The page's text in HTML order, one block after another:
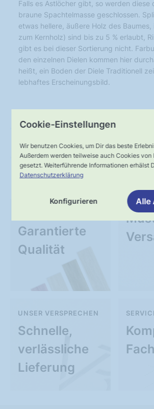
Cookie-Einstellungen
Wir benutzen Cookies, um Dir das beste
Außerdem werden teilweise auch Cookies von
gesetzt. Weiterführende Informationen erhälst
Datenschutzerklärung
Konfigurieren Alle
Falls es Astlöcher gibt, so werden diese
braune Spachtelmasse geschlossen.
etwas hellere, äußere Holz des Baumes,
zum Kernholz) sind bis zu 5 % erlaubt,
gibt es bei dieser Sortierung nicht.
den einzelnen Dielen kommen hier
heißt, ein Boden der Diele Traditionell
lebhaftes Erscheinungsbild.
Anleitungen
Unser Service
Garantierte
Qualität
Schnelle,
verlässliche
Lieferung
UNSER VERSPRECHEN